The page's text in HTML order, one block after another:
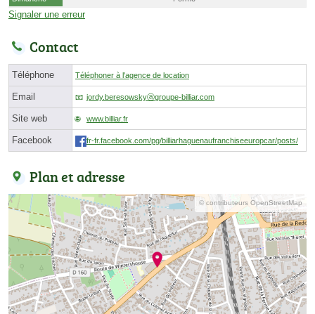
Signaler une erreur
Contact
Téléphone Téléphoner à l'agence de location
Email jordy.beresowskyⓐgroupe-billiar.com
Site web www.billiar.fr
Facebook fr-fr.facebook.com/pg/billiarhaguenaufranchiseeuropcar/posts/
Plan et adresse
© contributeurs OpenStreetMap